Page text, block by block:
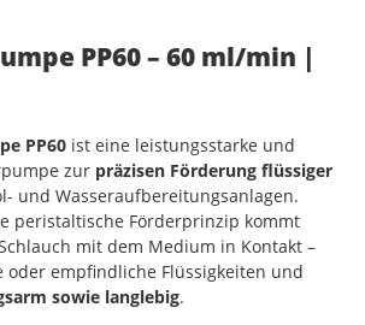
PP60 – 60 ml/min |
PP60 ist eine leistungsstarke und
zur präzisen Förderung flüssiger
und Wasseraufbereitungsanlagen.
peristaltische Förderprinzip kommt
mit dem Medium in Kontakt –
oder empfindliche Flüssigkeiten und
sowie langlebig.